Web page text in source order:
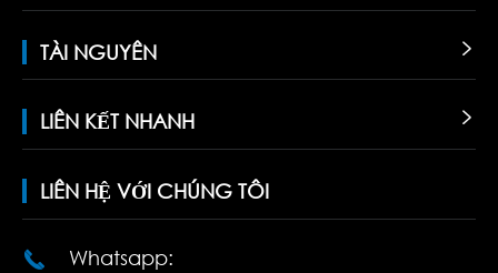
TÀI NGUYÊN 
LIÊN KẾT NHANH 
LIÊN HỆ VỚI CHÚNG TÔI
 Whatsapp: